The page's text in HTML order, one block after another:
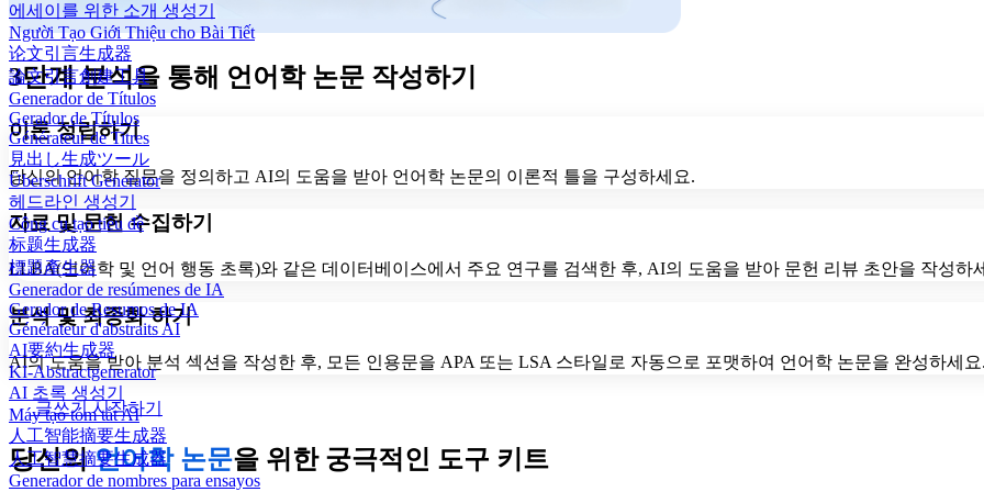
에세이를 위한 소개 생성기
Người Tạo Giới Thiệu cho Bài Tiết
论文引言生成器
論文引言創建工具
Generador de Títulos
Gerador de Títulos
Générateur de Titres
見出し生成ツール
Überschrift Generator
헤드라인 생성기
Công cụ tạo tiêu đề
标题生成器
標題產生器
Generador de resúmenes de IA
Gerador de Resumos de IA
Générateur d'abstraits AI
AI要約生成器
KI-Abstractgenerator
AI 초록 생성기
Máy tạo tóm tắt AI
人工智能摘要生成器
人工智慧摘要生成器
Generador de nombres para ensayos
3단계 분석을 통해 언어학 논문 작성하기
이론 정립하기
당신의 언어학 질문을 정의하고 AI의 도움을 받아 언어학 논문의 이론적 틀을 구성하세요.
자료 및 문헌 수집하기
LLBA(언어학 및 언어 행동 초록)와 같은 데이터베이스에서 주요 연구를 검색한 후, AI의 도움을 받아 문헌 리뷰 초안을 작성하
분석 및 최종화 하기
AI의 도움을 받아 분석 섹션을 작성한 후, 모든 인용문을 APA 또는 LSA 스타일로 자동으로 포맷하여 언어학 논문을 완성하세요.
글쓰기 시작하기
당신의언어학 논문을 위한 궁극적인 도구 키트